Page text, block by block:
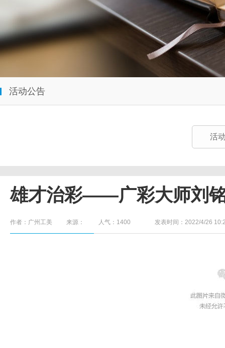
活动公告
活
雄才治彩——广彩大师刘
作者：广州工美 来源： 人气： 1400 发表时间：2022/4/26